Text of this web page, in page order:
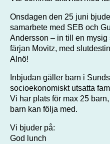
Onsdagen den 25 juni
samarbete med SEB och
Andersson – in till en mysig
färjan Movitz, med
Alnö!
Inbjudan gäller barn i
socioekonomiskt utsatta
Vi har plats för max 25
barn kan följa med.
Vi bjuder på:
God lunch